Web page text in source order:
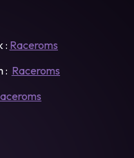
: Raceroms
: Raceroms